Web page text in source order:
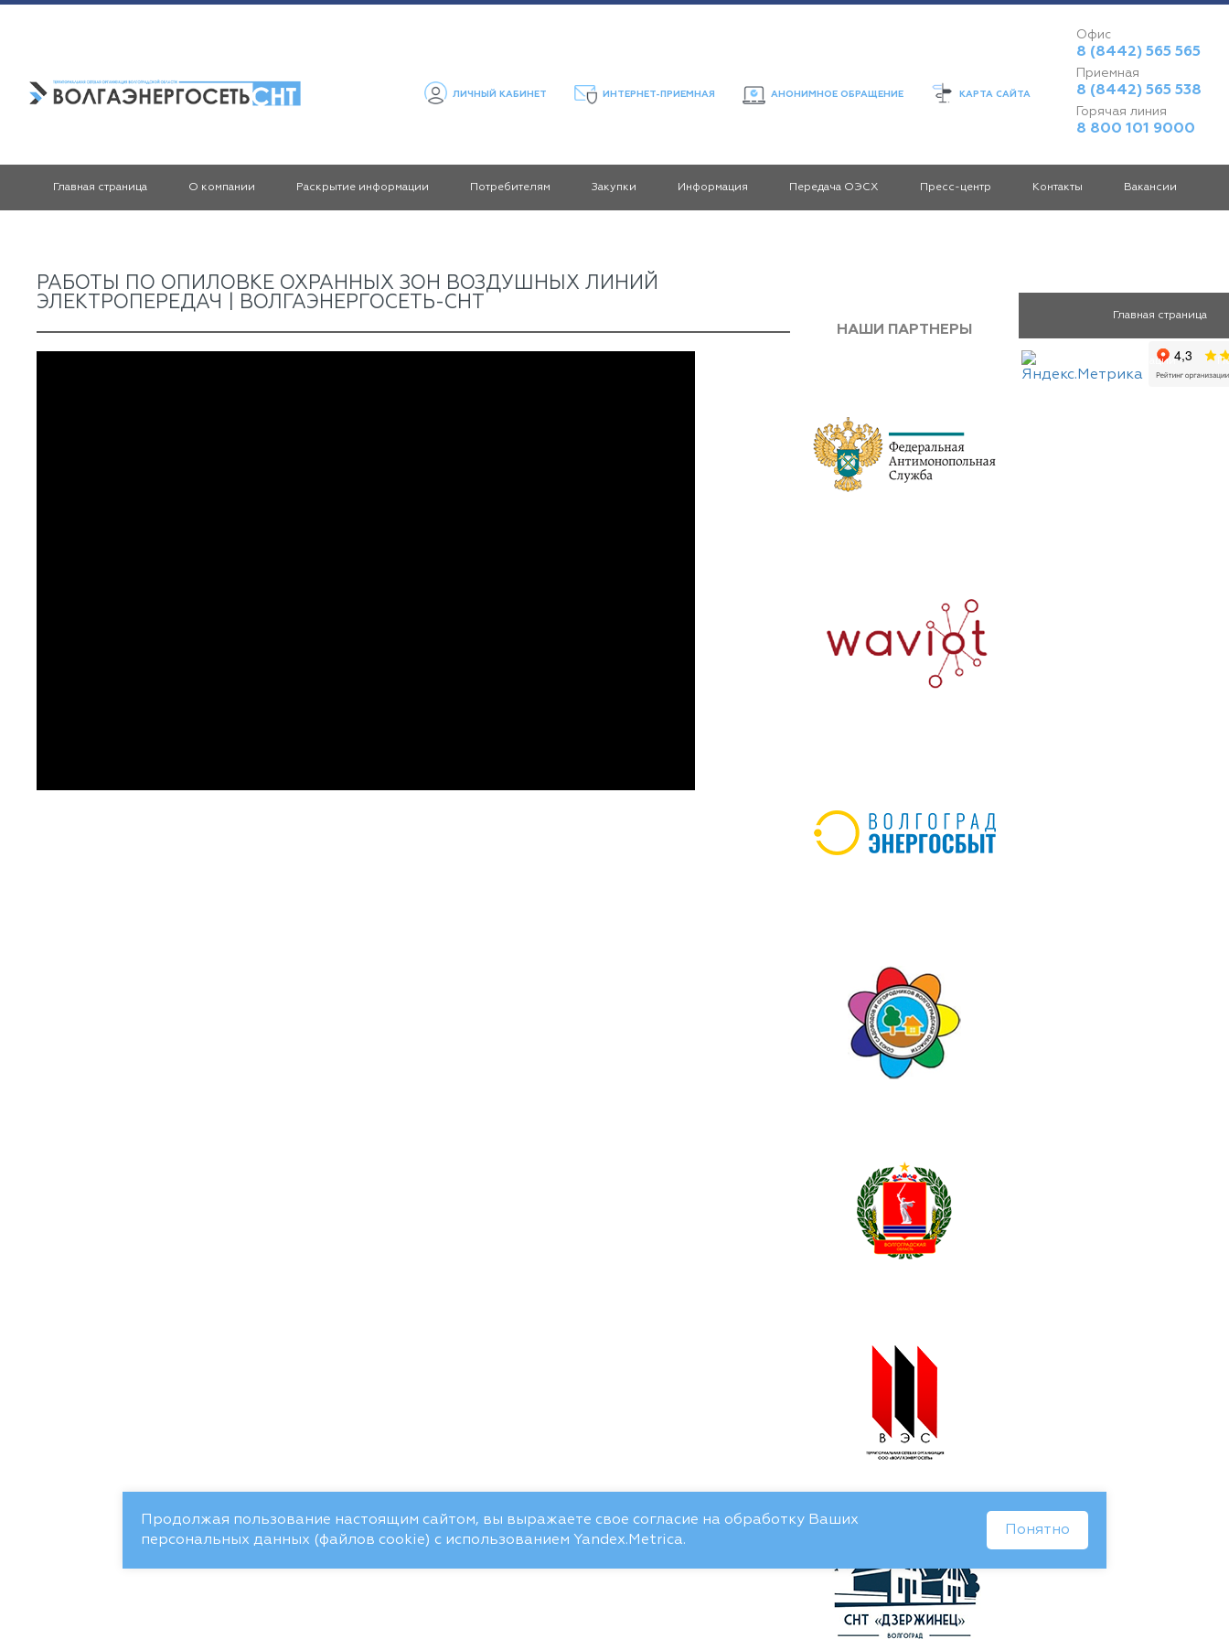
ЛИЧНЫЙ КАБИНЕТ ИНТЕРНЕТ-ПРИЕМНАЯ АНОНИМНОЕ ОБРАЩЕНИЕ КАРТА САЙТА
Офис
8 (8442) 565 565
Приемная
8 (8442) 565 538
Горячая линия
8 800 101 9000
Главная страница О компании Раскрытие информации Потребителям Закупки Информация Передача ОЭСХ Пресс-центр Контакты Вакансии
РАБОТЫ ПО ОПИЛОВКЕ ОХРАННЫХ ЗОН ВОЗДУШНЫХ ЛИНИЙ
ЭЛЕКТРОПЕРЕДАЧ | ВОЛГАЭНЕРГОСЕТЬ-СНТ
НАШИ ПАРТНЕРЫ
Главная страница
Раскрытие информации
Продолжая пользование настоящим сайтом, вы выражаете свое согласие на обработку Ваших
персональных данных (файлов cookie) с использованием Yandex.Metrica.
Понятно